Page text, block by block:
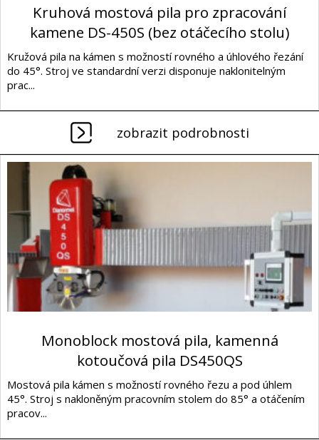
Kruhová mostová pila pro zpracování
kamene DS-450S (bez otáčecího stolu)
Kružová pila na kámen s možností rovného a úhlového řezání
do 45°. Stroj ve standardní verzi disponuje naklonitelným
prac...
zobrazit podrobnosti
Monoblock mostová pila, kamenná
kotoučová pila DS450QS
Mostová pila kámen s možností rovného řezu a pod úhlem
45°. Stroj s nakloněným pracovním stolem do 85° a otáčením
pracov...